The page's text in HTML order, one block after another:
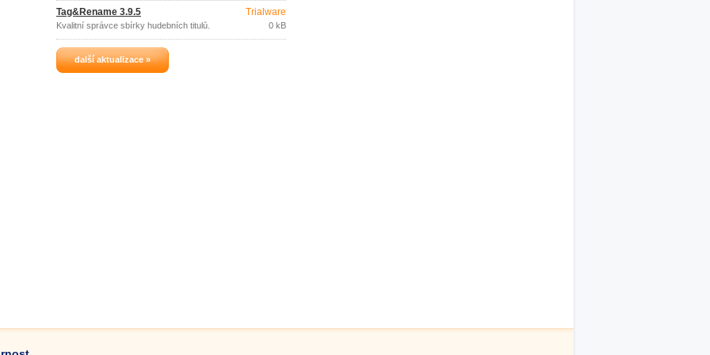
Blu-ray discích.
Tag&Rename 3.9.5
Kvalitní správce sbírky hudebních titulů.
Trialware
0 kB
další aktualizace »